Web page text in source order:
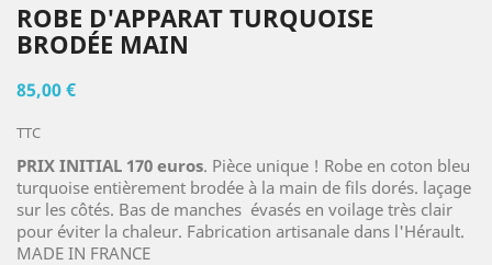
ROBE D'APPARAT TURQUOISE
BRODÉE MAIN
85,00 €
TTC
PRIX INITIAL 170 euros. Pièce unique ! Robe en coton bleu
turquoise entièrement brodée à la main de fils dorés. laçage
sur les côtés. Bas de manches évasés en voilage très clair
pour éviter la chaleur. Fabrication artisanale dans l'Hérault.
MADE IN FRANCE